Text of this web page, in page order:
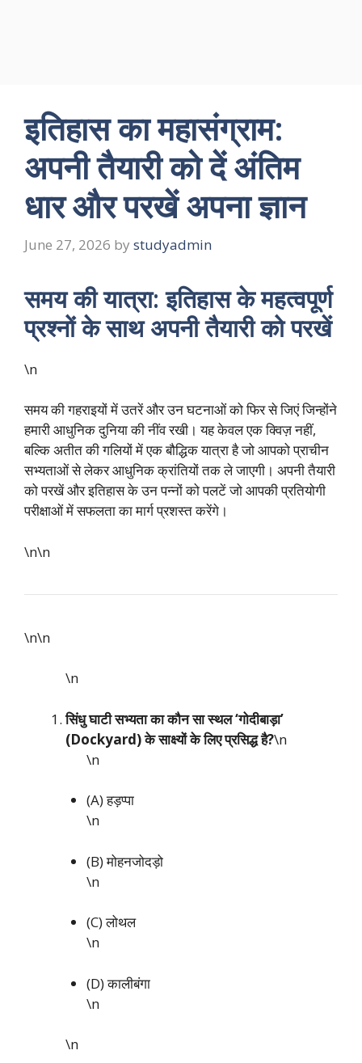
इतिहास का महासंग्राम:
अपनी तैयारी को दें अंतिम
धार और परखें अपना ज्ञान
June 27, 2026 by studyadmin
समय की यात्रा: इतिहास के महत्वपूर्ण
प्रश्नों के साथ अपनी तैयारी को परखें
\n
समय की गहराइयों में उतरें और उन घटनाओं को फिर से जिएं जिन्होंने
हमारी आधुनिक दुनिया की नींव रखी। यह केवल एक क्विज़ नहीं,
बल्कि अतीत की गलियों में एक बौद्धिक यात्रा है जो आपको प्राचीन
सभ्यताओं से लेकर आधुनिक क्रांतियों तक ले जाएगी। अपनी तैयारी
को परखें और इतिहास के उन पन्नों को पलटें जो आपकी प्रतियोगी
परीक्षाओं में सफलता का मार्ग प्रशस्त करेंगे।
\n\n
\n\n
\n
सिंधु घाटी सभ्यता का कौन सा स्थल ‘गोदीबाड़ा’
(Dockyard) के साक्ष्यों के लिए प्रसिद्ध है?\n
\n
(A) हड़प्पा
\n
(B) मोहनजोदड़ो
\n
(C) लोथल
\n
(D) कालीबंगा
\n
\n